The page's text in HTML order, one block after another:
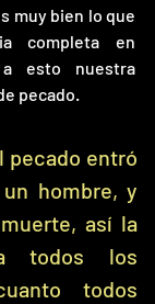
muy bien lo que
completa en
esto nuestra
pecado.
pecado entró
hombre, y
así la
todos los
todos